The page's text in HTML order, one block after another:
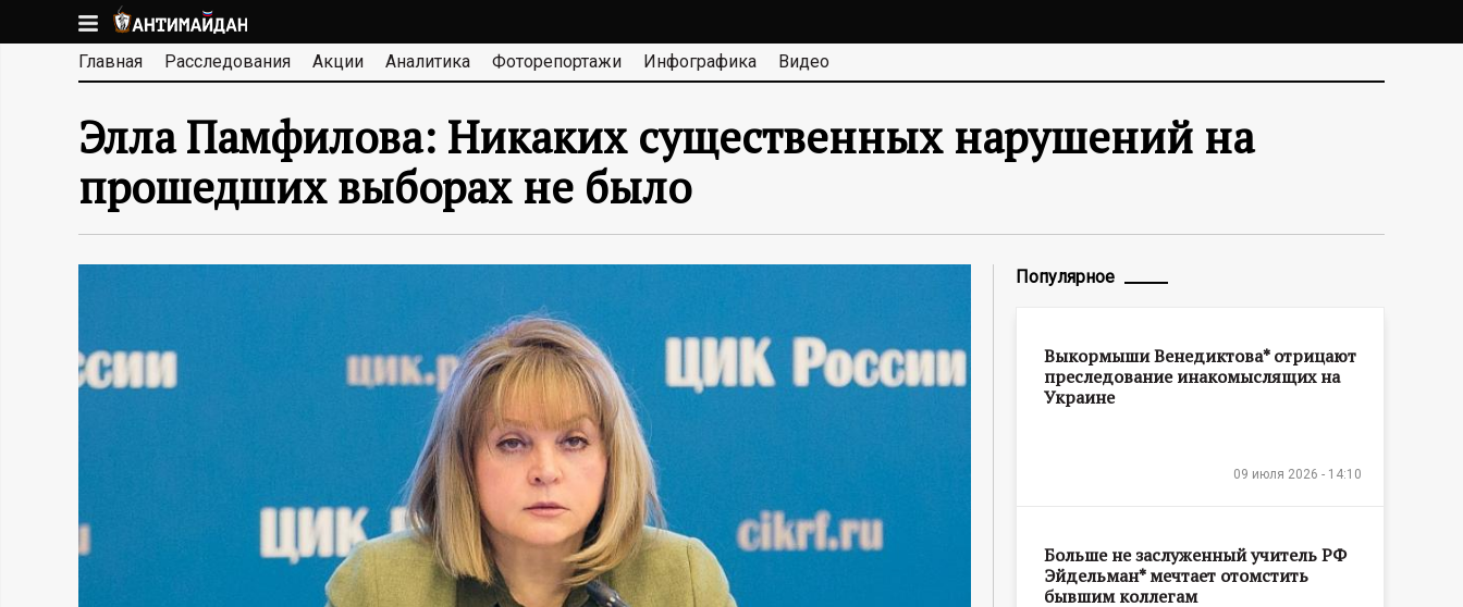
к
основномуА
Н
Т
И
М
Й
Н
Главная Расследования Акции Аналитика Фоторепортажи Инфографика Видео
Элла Памфилова: Никаких существенных нарушений на
прошедших выборах не было
Популярное
Выкормыши Венедиктова* отрицают
преследование инакомыслящих на
Украине
09 июля 2026 - 14:10
Больше не заслуженный учитель РФ
Эйдельман* мечтает отомстить
бывшим коллегам